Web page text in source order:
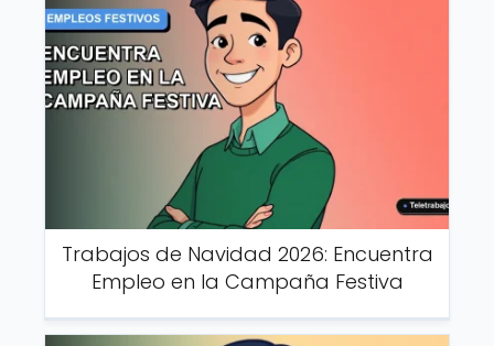
Trabajos de Navidad 2026: Encuentra
Empleo en la Campaña Festiva